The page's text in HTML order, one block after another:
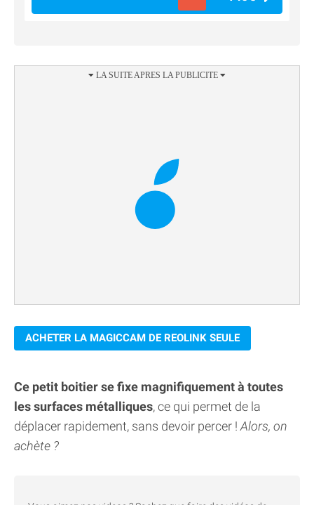
ACHETER LA MAGICCAM DE REOLINK SEULE
Ce petit boitier se fixe magnifiquement à toutes
les surfaces métalliques, ce qui permet de la
déplacer rapidement, sans devoir percer ! Alors, on
achète ?